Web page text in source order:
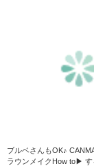
ブルベさんもOK♪
ラウンメイクHow to▶ するする描けて大